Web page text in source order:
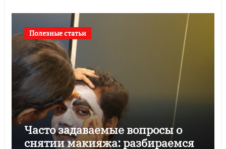
Полезные статьи
Часто задаваемые вопросы о
снятии макияжа: разбираемся